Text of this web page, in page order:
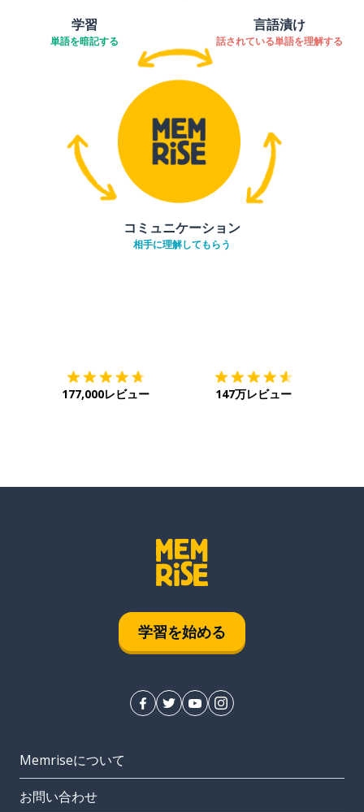
学習
単語を暗記する
言語漬け
話されている単語を理解する
コミュニケーション
相手に理解してもらう
177,000レビュー 147万レビュー
学習を始める
Memriseについて
お問い合わせ